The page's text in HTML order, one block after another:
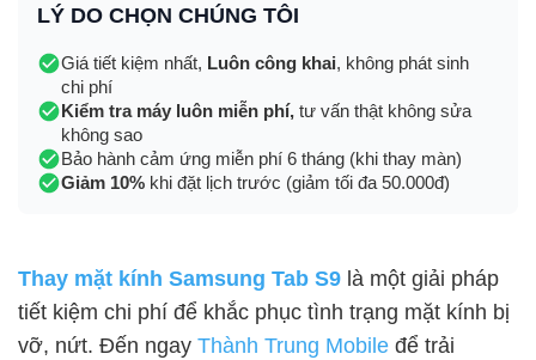
LÝ DO CHỌN CHÚNG TÔI
Giá tiết kiệm nhất, Luôn công khai, không phát sinh
chi phí
Kiểm tra máy luôn miễn phí, tư vấn thật không sửa
không sao
Bảo hành cảm ứng miễn phí 6 tháng (khi thay màn)
Giảm 10% khi đặt lịch trước (giảm tối đa 50.000đ)
Thay mặt kính Samsung Tab S9 là một giải pháp
tiết kiệm chi phí để khắc phục tình trạng mặt kính bị
vỡ, nứt. Đến ngay Thành Trung Mobile để trải